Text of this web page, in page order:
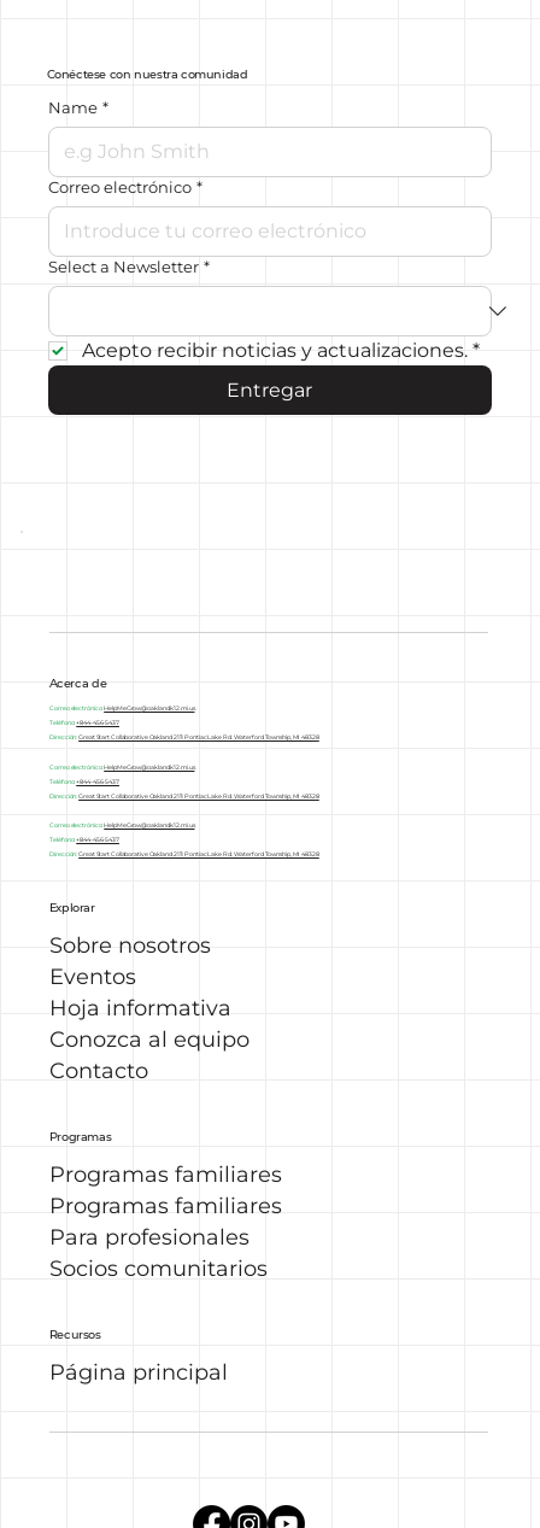
Conéctese con nuestra comunidad
Name *
Correo electrónico *
Select a Newsletter *
Acepto recibir noticias y actualizaciones. *
Entregar
Acerca de
Correo electrónico:HelpMeGrow@oakland.k12.mi.us
Teléfono: +844-456-5437
Dirección:Great Start Collaborative Oakland 2111 Pontiac Lake Rd. Waterford Township, MI 48328
Correo electrónico:HelpMeGrow@oakland.k12.mi.us
Teléfono: +844-456-5437
Dirección:Great Start Collaborative Oakland 2111 Pontiac Lake Rd. Waterford Township, MI 48328
Correo electrónico:HelpMeGrow@oakland.k12.mi.us
Teléfono: +844-456-5437
Dirección:Great Start Collaborative Oakland 2111 Pontiac Lake Rd. Waterford Township, MI 48328
Sobre nosotros
Eventos
Hoja informativa
Conozca al equipo
Contacto
Explorar
Programas familiares
Programas familiares
Para profesionales
Socios comunitarios
Programas
Página principal
Recursos